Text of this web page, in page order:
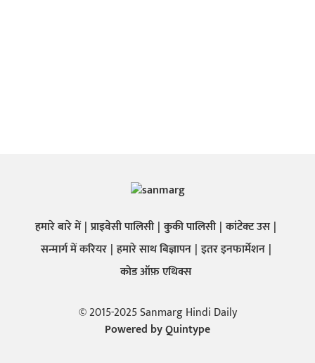
हमारे बारे में प्राइवेसी पालिसी कुकी पालिसी कांटेक्ट उस
सन्मार्ग में करियर हमारे साथ बिज्ञापन इतर इनफार्मेशन
कोड ऑफ़ एथिक्स
© 2015-2025 Sanmarg Hindi Daily
Powered byQuintype